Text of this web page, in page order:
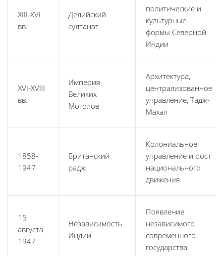
XIII-XVI
вв.
Делийский
султанат
политические и
культурные
формы Северной
Индии
XVI-XVIII
вв.
Империя
Великих
Моголов
Архитектура,
централизованное
управление, Тадж-
Махал
1858-
1947
Британский
радж
Колониальное
управление и рост
национального
движения
15
августа
1947
Независимость
Индии
Появление
независимого
современного
государства